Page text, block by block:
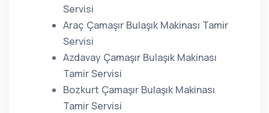
Servisi
Araç Çamaşır Bulaşık Makinası Tamir
Servisi
Azdavay Çamaşır Bulaşık Makinası
Tamir Servisi
Bozkurt Çamaşır Bulaşık Makinası
Tamir Servisi